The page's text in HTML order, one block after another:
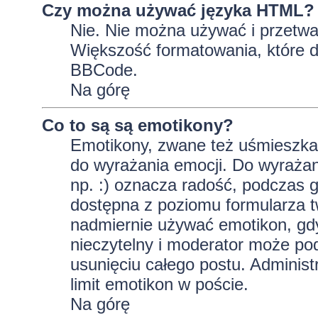
Czy można używać języka HTML?
Nie. Nie można używać i
Większość formatowania, które
BBCode.
Na górę
Co to są są emotikony?
Emotikony, zwane też
do wyrażania emocji. Do
np. :) oznacza radość, podczas
dostępna z poziomu formularza
nadmiernie używać emotikon,
nieczytelny i moderator może
usunięciu całego postu.
limit emotikon w poście.
Na górę